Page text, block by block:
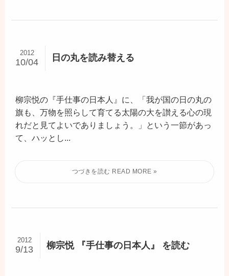
日の丸を読み替える
2012
10/04
柳宗悦の『手仕事の日本人』に、「我が国の日の丸の
旗も、万物を照らして育てる太陽の大を讃える心の現
れだと見てよいでありましょう。」という一節があっ
て、ハッとし...
柳宗悦 『手仕事の日本人』 を読む
2012
9/13